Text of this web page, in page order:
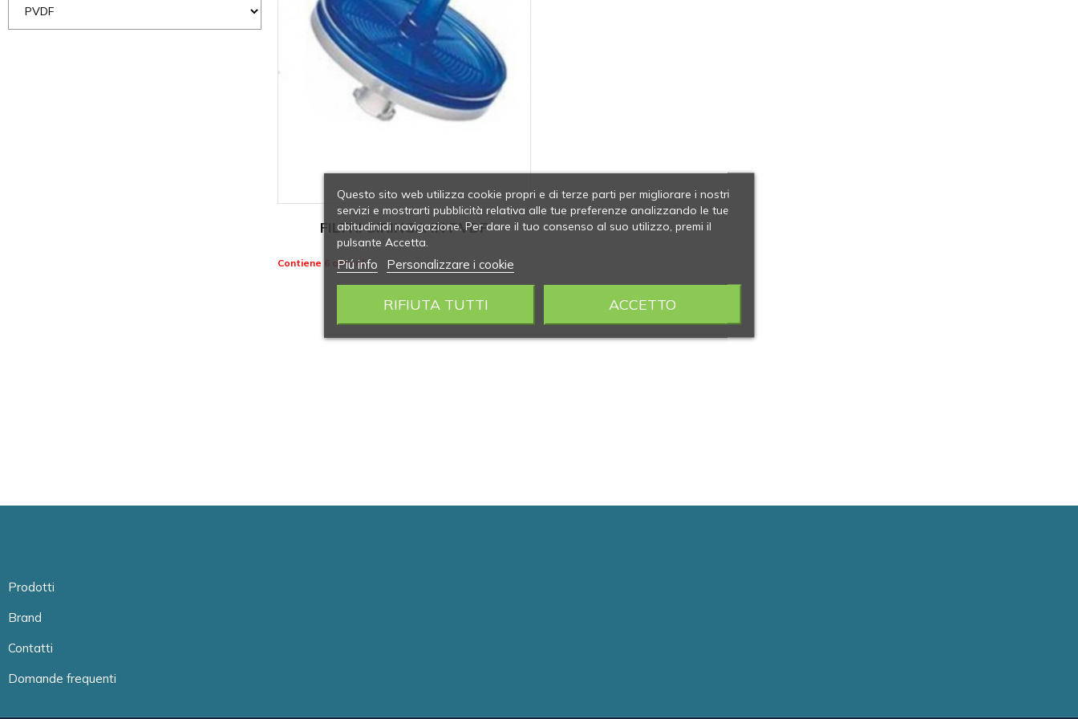
FILTRI SIRINGA IN PVDF
Contiene 6 articoli
Prodotti
Brand
Contatti
Domande frequenti
Questo sito web utilizza cookie propri e di terze parti per migliorare i nostri
servizi e mostrarti pubblicità relativa alle tue preferenze analizzando le tue
abitudinidi navigazione. Per dare il tuo consenso al suo utilizzo, premi il
pulsante Accetta.
Piú info Personalizzare i cookie
RIFIUTA TUTTI ACCETTO